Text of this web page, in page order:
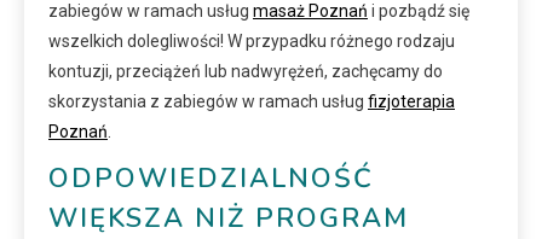
zabiegów w ramach usług masaż Poznań i pozbądź się
wszelkich dolegliwości! W przypadku różnego rodzaju
kontuzji, przeciążeń lub nadwyrężeń, zachęcamy do
skorzystania z zabiegów w ramach usług fizjoterapia
Poznań
ODPOWIEDZIALNOŚĆ
WIĘKSZA NIŻ PROGRAM